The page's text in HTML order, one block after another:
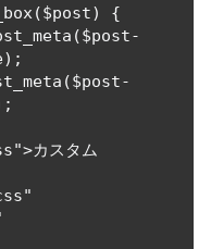
{
カスタム